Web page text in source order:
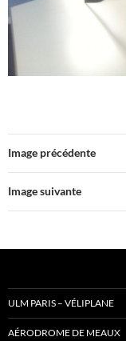
Image précédente
Image suivante
ULM PARIS – VÉLIPLANE
AÉRODROME DE MEAUX